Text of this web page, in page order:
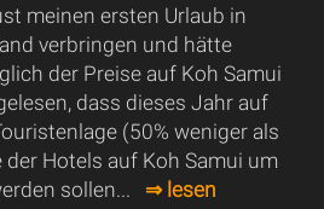
meinen ersten Urlaub in
verbringen und hätte
der Preise auf Koh Samui
dass dieses Jahr auf
(50% weniger als
Hotels auf Koh Samui um
sollen... ⇒ lesen